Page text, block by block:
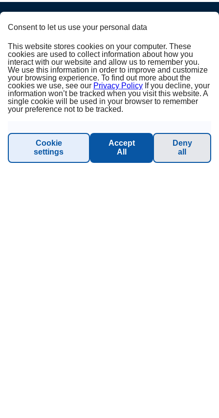
OM PRINCESS
Om oss
Almindelige Forretningsbetingelser
Impressum
Databeskyttelsesbestemmelser
Sustainability - Planet Princess
Consent to let us use your personal data
This website stores cookies on your computer. These
cookies are used to collect information about how you
interact with our website and allow us to remember you.
We use this information in order to improve and customize
your browsing experience. To find out more about the
cookies we use, see our Privacy Policy If you decline, your
information won’t be tracked when you visit this website. A
single cookie will be used in your browser to remember
your preference not to be tracked.
Cookie
settings
Accept
All
Deny
all